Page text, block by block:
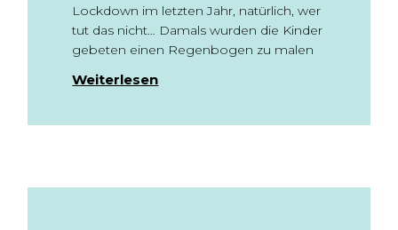
Lockdown im letzten Jahr, natürlich, wer
tut das nicht… Damals wurden die Kinder
gebeten einen Regenbogen zu malen
Weiterlesen